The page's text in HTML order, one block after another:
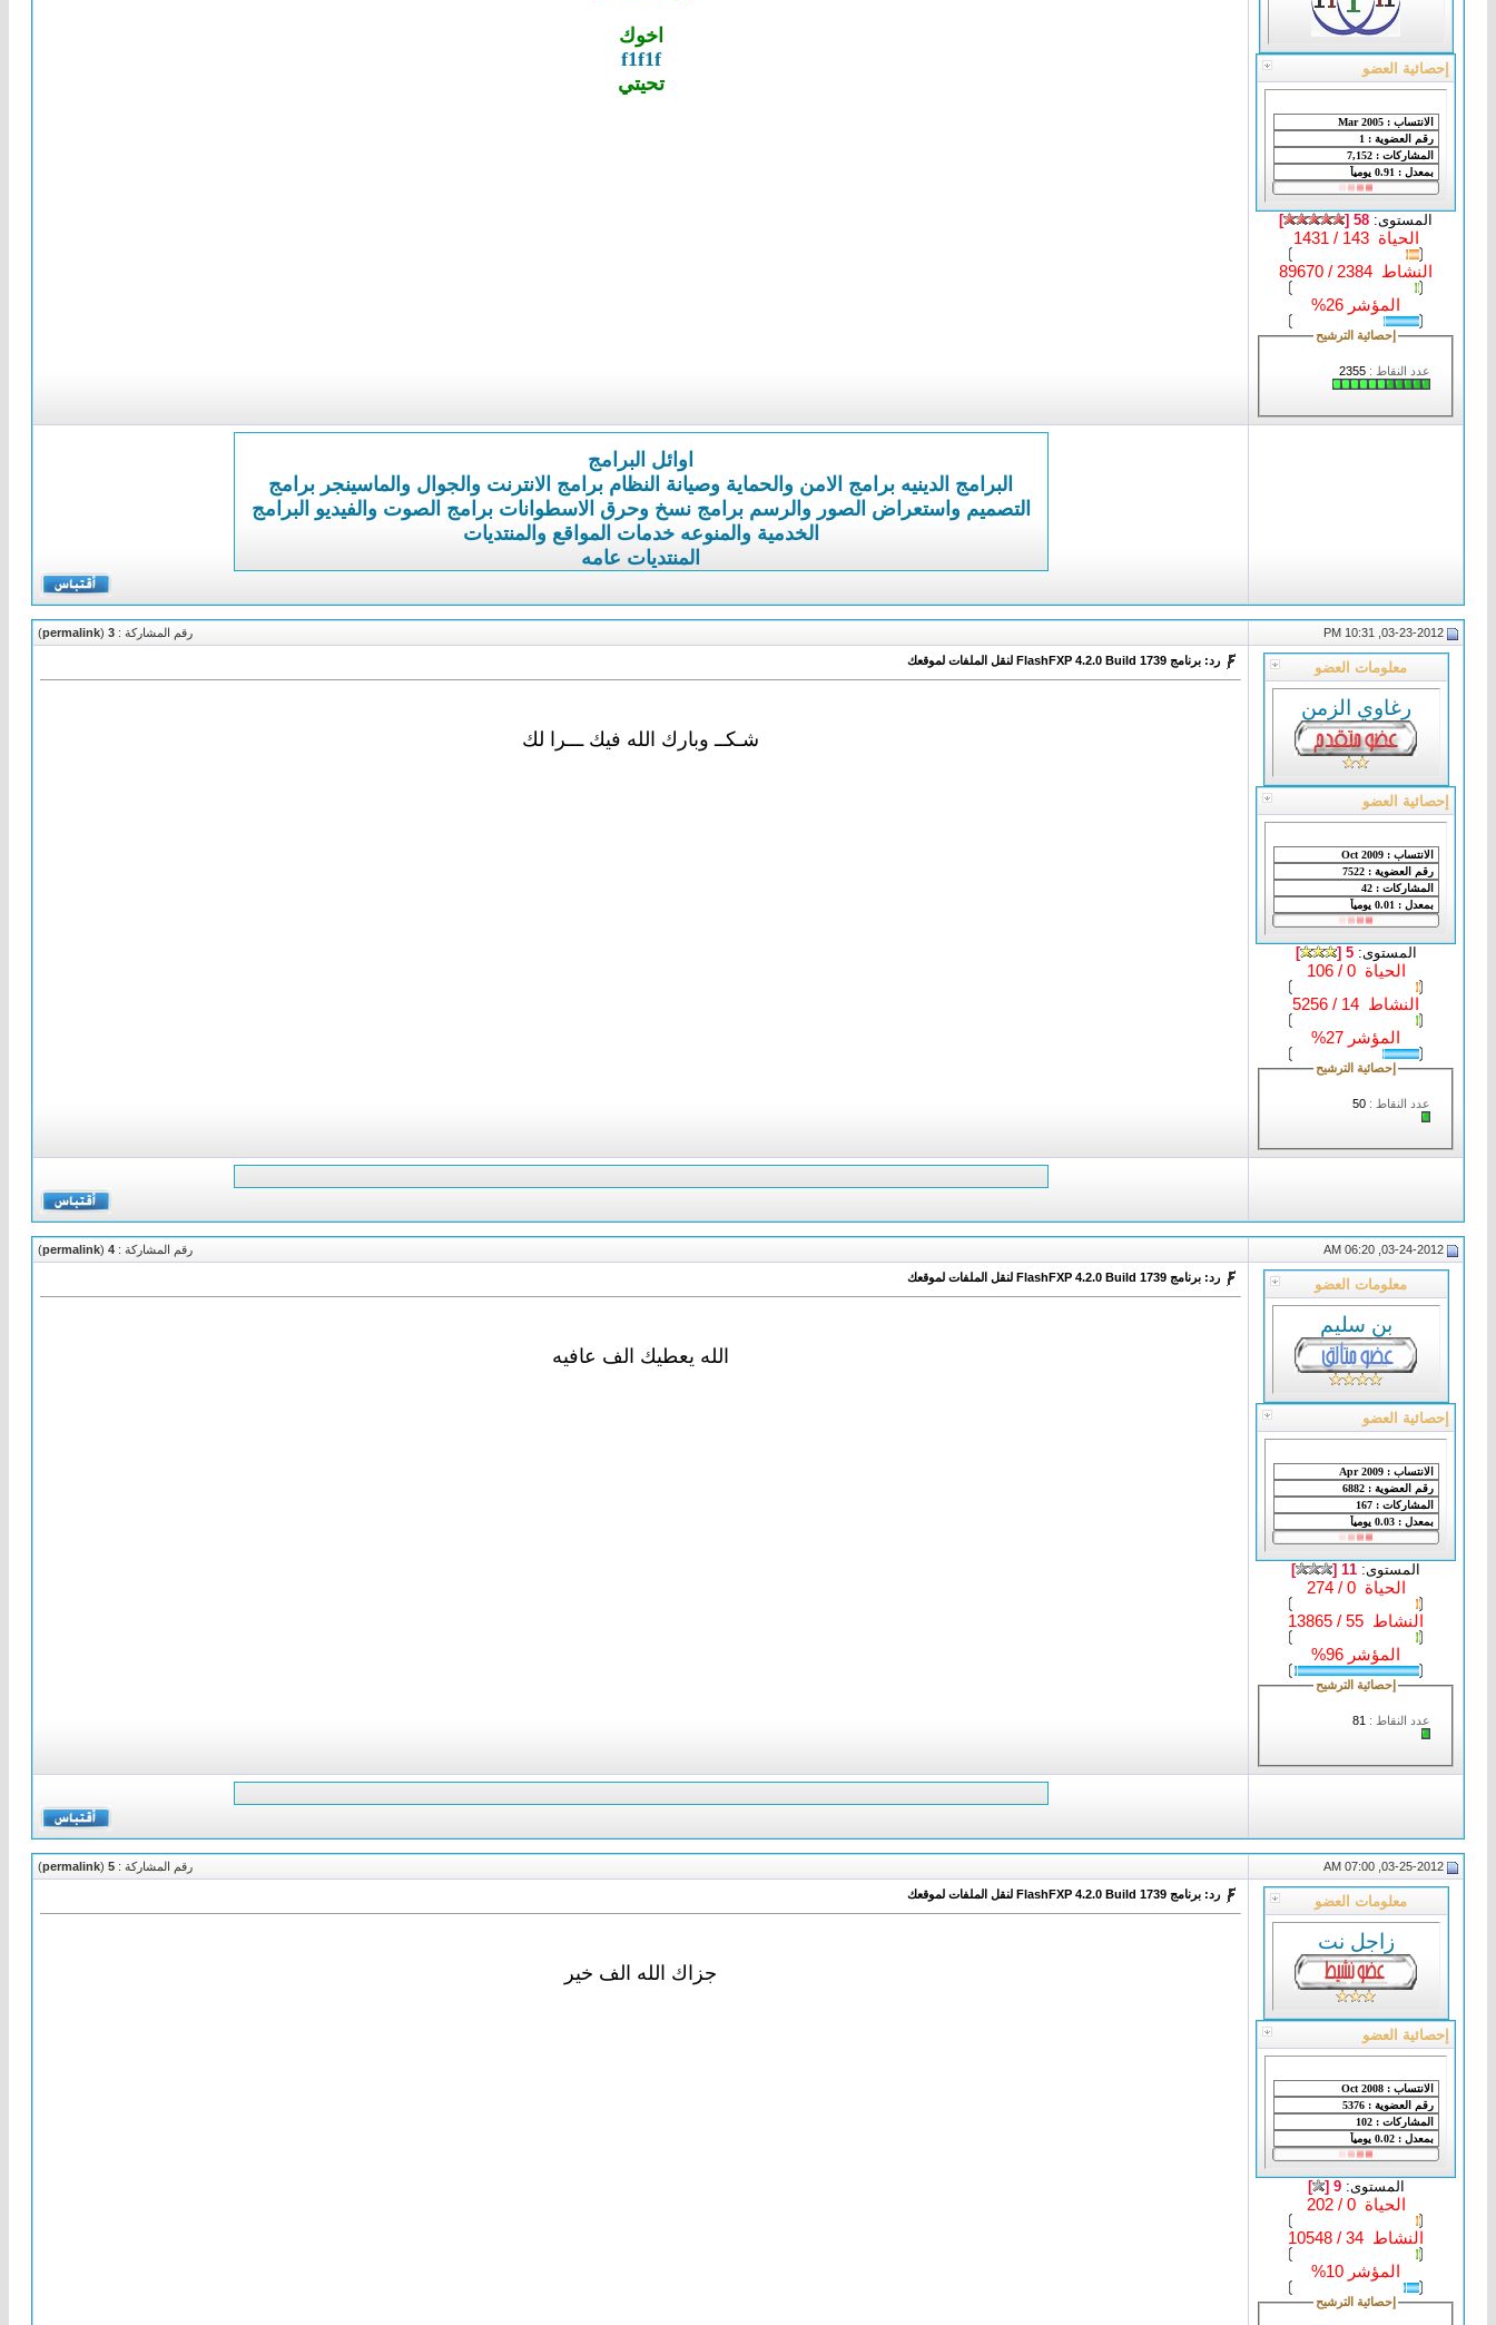
إحصائية العضو
المستوى: 58 [
]
الحياة 143 / 1431
النشاط 2384 / 89670
المؤشر 26%
إحصائية الترشيح
عدد النقاط :2355
اخوك
f1f1f
تحيتي
اوائل البرامج
البرامج الدينيه برامج الامن والحماية وصيانة النظام برامج الانترنت والجوال والماسينجر برامج
التصميم واستعراض الصور والرسم برامج نسخ وحرق الاسطوانات برامج الصوت والفيديو البرامج
الخدمية والمنوعه خدمات المواقع والمنتديات
المنتديات عامه
رقم المشاركة : 3
(
permalink
)
معلومات العضو
رغاوي الزمن
إحصائية العضو
المستوى:5 [
]
الحياة 0 / 106
النشاط 14 / 5256
المؤشر 27%
إحصائية الترشيح
عدد النقاط :50
رد: برنامج FlashFXP 4.2.0 Build 1739 لنقل الملفات لموقعك
شـكــ وبارك الله فيك ـــرا لك
رقم المشاركة : 4
(
permalink
)
معلومات العضو
بن سليم
إحصائية العضو
المستوى: 11 [
]
الحياة 0 / 274
النشاط 55 / 13865
المؤشر 96%
إحصائية الترشيح
عدد النقاط : 81
رد: برنامج FlashFXP 4.2.0 Build 1739 لنقل الملفات لموقعك
الله يعطيك الف عافيه
رقم المشاركة : 5
(
permalink
)
معلومات العضو
زاجل نت
إحصائية العضو
المستوى:9 [
]
الحياة 0 / 202
النشاط 34 / 10548
المؤشر 10%
إحصائية الترشيح
رد: برنامج FlashFXP 4.2.0 Build 1739 لنقل الملفات لموقعك
جزاك الله الف خير